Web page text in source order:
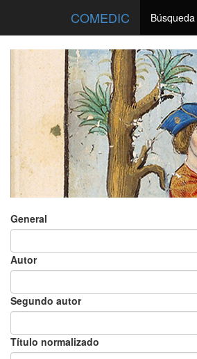
COMEDIC Búsqueda
General
Autor
Segundo autor
Título normalizado